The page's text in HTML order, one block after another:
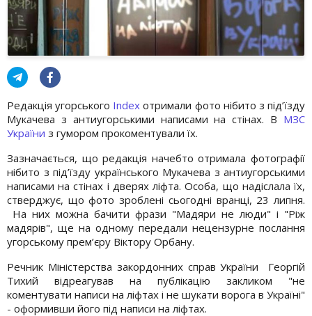
Редакція угорського Index отримали фото нібито з під’їзду
Мукачева з антиугорськими написами на стінах. В МЗС
України з гумором прокоментували їх.
Зазначається, що редакція начебто отримала фотографії
нібито з під’їзду українського Мукачева з антиугорськими
написами на стінах і дверях ліфта. Особа, що надіслала їх,
стверджує, що фото зроблені сьогодні вранці, 23 липня.
На них можна бачити фрази "Мадяри не люди" і "Ріж
мадярів", ще на одному передали нецензурне послання
угорському прем’єру Віктору Орбану.
Речник Міністерства закордонних справ України Георгій
Тихий відреагував на публікацію закликом "не
коментувати написи на ліфтах і не шукати ворога в Україні"
- оформивши його під написи на ліфтах.